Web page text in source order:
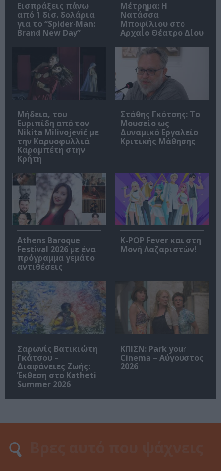
Εισπράξεις πάνω
από 1 δισ. δολάρια
για το “Spider-Man:
Brand New Day”
Μέτρημα: Η
Νατάσσα
Μποφίλιου στο
Αρχαίο Θέατρο Δίου
Μήδεια, του
Ευριπίδη από τον
Nikita Milivojević με
την Καρυοφυλλιά
Καραμπέτη στην
Κρήτη
Στάθης Γκότσης: Το
Μουσείο ως
Δυναμικό Εργαλείο
Κριτικής Μάθησης
Athens Baroque
Festival 2026 με ένα
πρόγραμμα γεμάτο
αντιθέσεις
K-POP Fever και στη
Μονή Λαζαριστών!
Σαρωνίς Βατικιώτη
Γκάτσου –
Διαφάνειες Ζωής:
Έκθεση στο Katheti
Summer 2026
ΚΠΙΣΝ: Park your
Cinema – Αύγουστος
2026